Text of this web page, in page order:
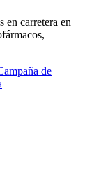
en carretera en
de